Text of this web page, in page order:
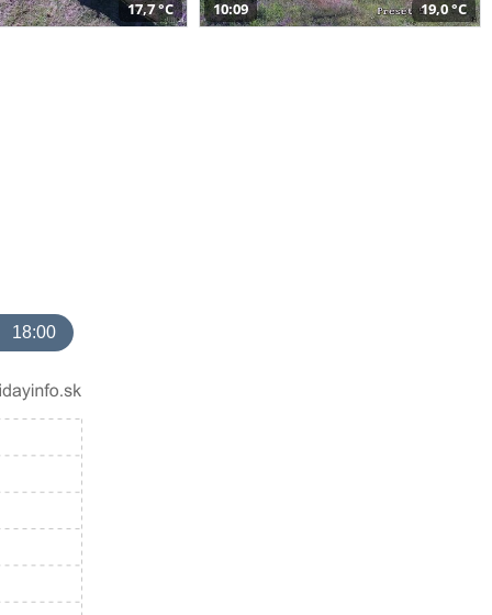
17,7 °C 10:09 19,0 °C
18:00